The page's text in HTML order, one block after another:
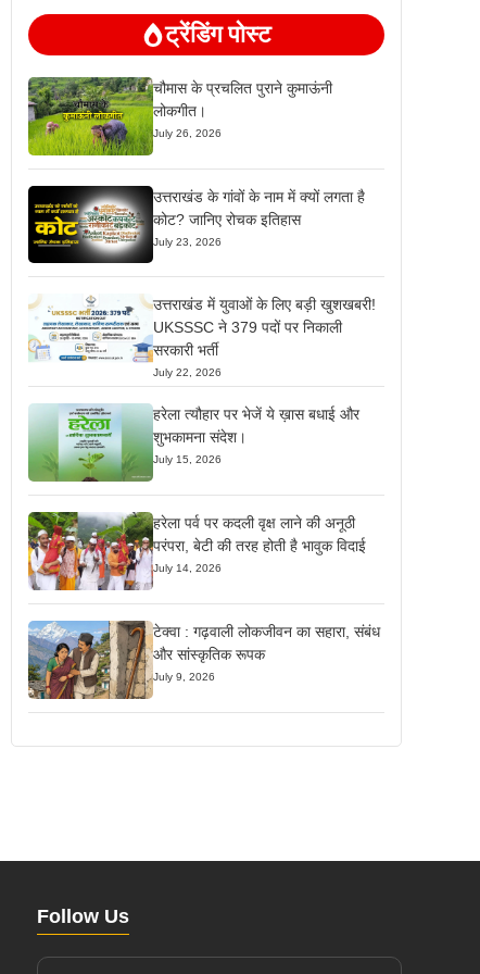
ट्रेंडिंग पोस्ट
चौमास के प्रचलित पुराने कुमाऊंनी
लोकगीत।
July 26, 2026
उत्तराखंड के गांवों के नाम में क्यों लगता है
कोट? जानिए रोचक इतिहास
July 23, 2026
उत्तराखंड में युवाओं के लिए बड़ी खुशखबरी!
UKSSSC ने 379 पदों पर निकाली
सरकारी भर्ती
July 22, 2026
हरेला त्यौहार पर भेजें ये ख़ास बधाई और
शुभकामना संदेश।
July 15, 2026
हरेला पर्व पर कदली वृक्ष लाने की अनूठी
परंपरा, बेटी की तरह होती है भावुक विदाई
July 14, 2026
टेक्वा : गढ़वाली लोकजीवन का सहारा, संबंध
और सांस्कृतिक रूपक
July 9, 2026
Follow Us